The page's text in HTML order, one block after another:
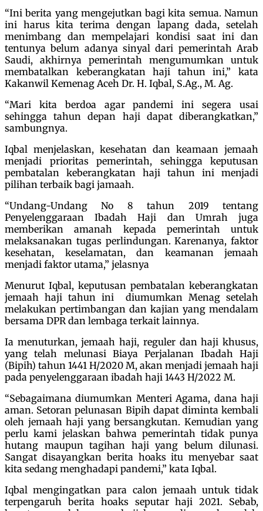
“Ini berita yang mengejutkan bagi kita semua. Namun
ini harus kita terima dengan lapang dada, setelah
menimbang dan mempelajari kondisi saat ini dan
tentunya belum adanya sinyal dari pemerintah Arab
Saudi, akhirnya pemerintah mengumumkan untuk
membatalkan keberangkatan haji tahun ini,” kata
Kakanwil Kemenag Aceh Dr. H. Iqbal, S.Ag., M. Ag.
“Mari kita berdoa agar pandemi ini segera usai
sehingga tahun depan haji dapat diberangkatkan,”
sambungnya.
Iqbal menjelaskan, kesehatan dan keamaan jemaah
menjadi prioritas pemerintah, sehingga keputusan
pembatalan keberangkatan haji tahun ini menjadi
pilihan terbaik bagi jamaah.
“Undang-Undang No 8 tahun 2019 tentang
Penyelenggaraan Ibadah Haji dan Umrah juga
memberikan amanah kepada pemerintah untuk
melaksanakan tugas perlindungan. Karenanya, faktor
kesehatan, keselamatan, dan keamanan jemaah
menjadi faktor utama,” jelasnya
Menurut Iqbal, keputusan pembatalan keberangkatan
jemaah haji tahun ini diumumkan Menag setelah
melakukan pertimbangan dan kajian yang mendalam
bersama DPR dan lembaga terkait lainnya.
Ia menuturkan, jemaah haji, reguler dan haji khusus,
yang telah melunasi Biaya Perjalanan Ibadah Haji
(Bipih) tahun 1441 H/2020 M, akan menjadi jemaah haji
pada penyelenggaraan ibadah haji 1443 H/2022 M.
“Sebagaimana diumumkan Menteri Agama, dana haji
aman. Setoran pelunasan Bipih dapat diminta kembali
oleh jemaah haji yang bersangkutan. Kemudian yang
perlu kami jelaskan bahwa pemerintah tidak punya
hutang maupun tagihan haji yang belum dilunasi.
Sangat disayangkan berita hoaks itu menyebar saat
kita sedang menghadapi pandemi,” kata Iqbal.
Iqbal mengingatkan para calon jemaah untuk tidak
terpengaruh berita hoaks seputar haji 2021. Sebab,